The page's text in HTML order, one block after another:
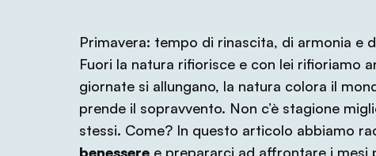
Primavera: tempo di rinascita, di armonia e
Fuori la natura rifiorisce e con lei rifioriamo
giornate si allungano, la natura colora il
prende il sopravvento. Non c’è stagione
stessi. Come? In questo articolo abbiamo
benesseree prepararci ad affrontare i mesi